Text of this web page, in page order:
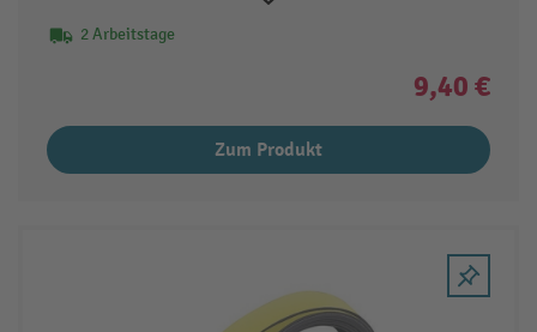
2 Arbeitstage
9,40 €
Zum Produkt